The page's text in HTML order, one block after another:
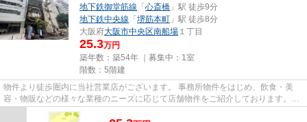
地下鉄御堂筋線 「心斎橋 」駅 徒歩9分
地下鉄中央線 「堺筋本町 」駅 徒歩8分
大阪府大阪市中央区南船場 １丁目
25.3万円
築年数：築54年 ｜募集中： 1室
階数：5階建
物件より徒歩圏内に当社営業店がございます。 事務所物件をはじめ、飲食・美
容・物販などの様々な業種のニーズに応じて店舗物件をご紹介しております。
尚、弊社ではおとり広告は一切...